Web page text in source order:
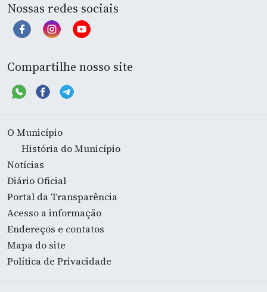
Nossas redes sociais
Compartilhe nosso site
O Município
História do Município
Notícias
Diário Oficial
Portal da Transparência
Acesso a informação
Endereços e contatos
Mapa do site
Política de Privacidade